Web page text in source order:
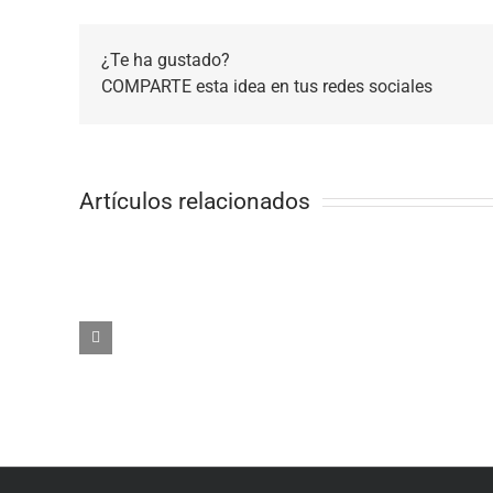
¿Te ha gustado?
COMPARTE esta idea en tus redes sociales
Artículos relacionados